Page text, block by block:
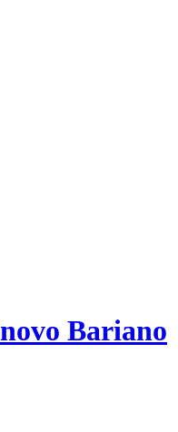
Bariano